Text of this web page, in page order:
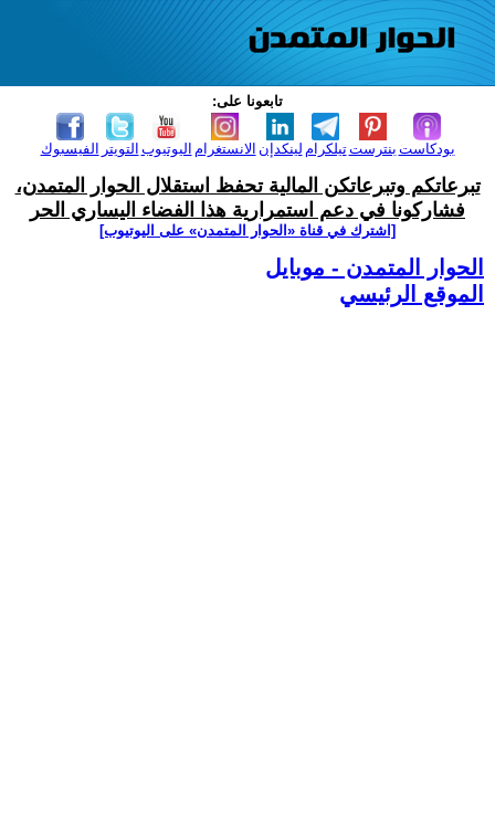
تابعونا على:
الفيسبوك التويتر اليوتيوب الانستغرام لينكدإن تيلكرامبنترست بودكاست
تبرعاتكم وتبرعاتكن المالية تحفظ استقلال الحوار المتمدن،
فشاركونا في دعم استمرارية هذا الفضاء اليساري الحر
[اشترك في قناة ‫«الحوار المتمدن» على اليوتيوب]
الحوار المتمدن - موبايل
الموقع الرئيسي